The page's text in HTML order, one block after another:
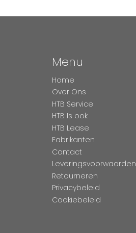
Menu
Home
Over Ons
HTB Service
HTB Is ook
HTB Lease
Fabrikanten
Contact
Leveringsvoorwaarden
Retourneren
Privacybeleid
Cookiebeleid